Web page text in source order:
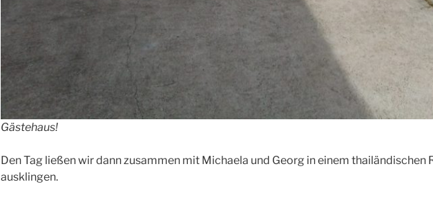
Gästehaus!
Den Tag ließen wir dann zusammen mit Michaela und Georg in einem thailändischen
ausklingen.